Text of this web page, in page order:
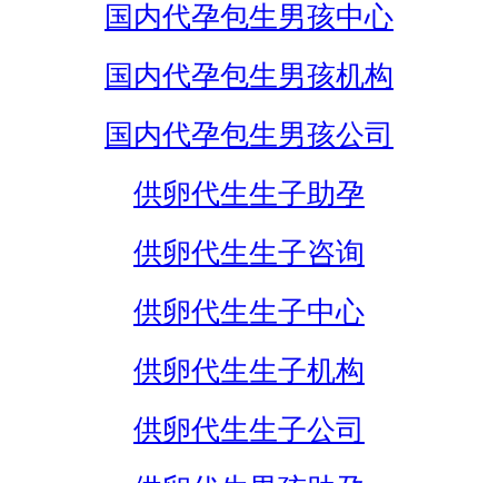
国内代孕包生男孩中心
国内代孕包生男孩机构
国内代孕包生男孩公司
供卵代生生子助孕
供卵代生生子咨询
供卵代生生子中心
供卵代生生子机构
供卵代生生子公司